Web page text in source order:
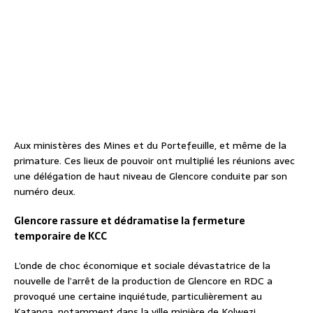
Aux ministères des Mines et du Portefeuille, et même de la
primature. Ces lieux de pouvoir ont multiplié les réunions avec
une délégation de haut niveau de Glencore conduite par son
numéro deux.
Glencore rassure et dédramatise la fermeture
temporaire de KCC
L’onde de choc économique et sociale dévastatrice de la
nouvelle de l’arrêt de la production de Glencore en RDC a
provoqué une certaine inquiétude, particulièrement au